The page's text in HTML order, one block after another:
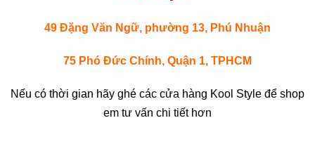
49 Đặng Văn Ngữ, phường 13, Phú Nhuận
75 Phó Đức Chính, Quận 1, TPHCM
Nếu có thời gian hãy ghé các cửa hàng Kool Style để shop
em tư vấn chi tiết hơn